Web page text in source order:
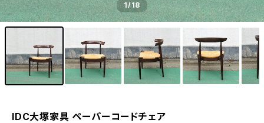
1/18
IDC大塚家具 ペーパーコードチェア